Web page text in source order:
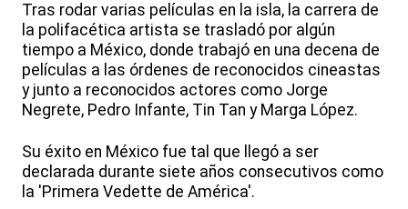
Tras rodar varias películas en la isla, la carrera de
la polifacética artista se trasladó por algún
tiempo a México, donde trabajó en una decena de
películas a las órdenes de reconocidos cineastas
y junto a reconocidos actores como Jorge
Negrete, Pedro Infante, Tin Tan y Marga López.
Su éxito en México fue tal que llegó a ser
declarada durante siete años consecutivos como
la 'Primera Vedette de América'.